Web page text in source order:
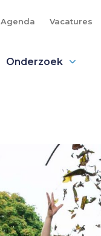
Agenda Vacatures
Onderzoek